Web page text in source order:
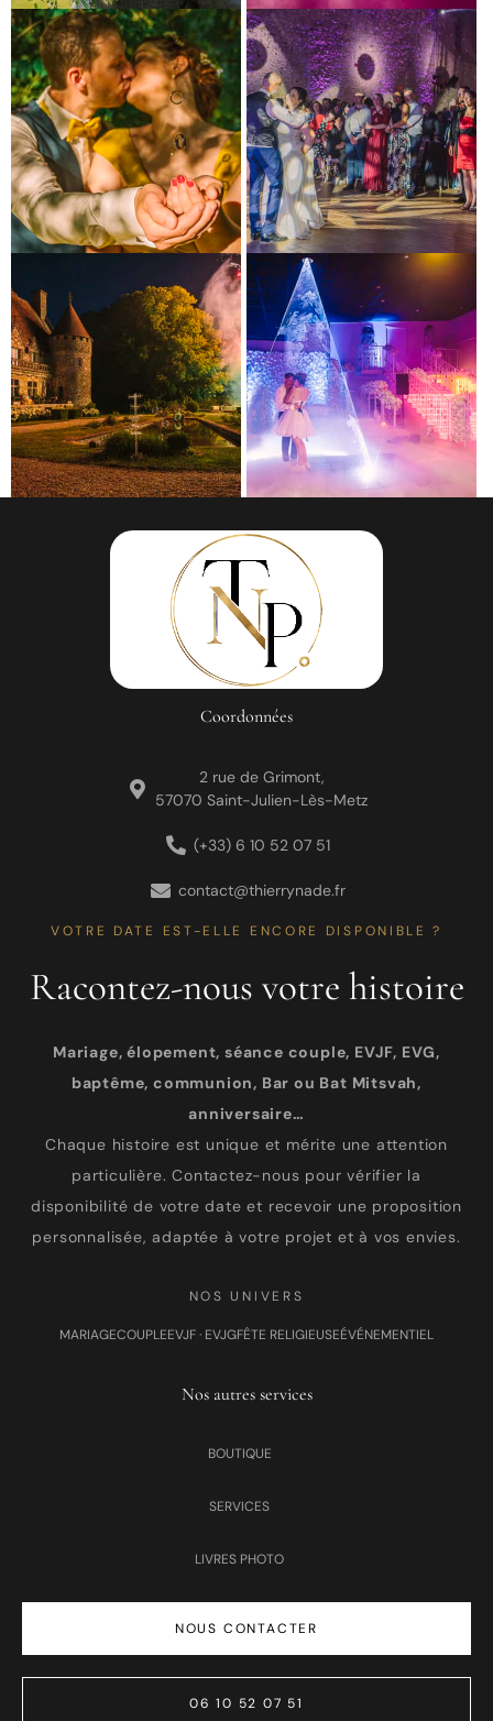
Coordonnées
2 rue de Grimont,
57070 Saint-Julien-Lès-Metz
(+33) 6 10 52 07 51
contact@thierrynade.fr
VOTRE DATE EST-ELLE ENCORE DISPONIBLE ?
Racontez-nous votre histoire
Mariage, élopement, séance couple, EVJF, EVG,
baptême, communion, Bar ou Bat Mitsvah,
anniversaire…
Chaque histoire est unique et mérite une attention
particulière. Contactez-nous pour vérifier la
disponibilité de votre date et recevoir une proposition
personnalisée, adaptée à votre projet et à vos envies.
NOS UNIVERS
MARIAGECOUPLEEVJF · EVJGFÊTE RELIGIEUSEÉVÉNEMENTIEL
Nos autres services
BOUTIQUE
SERVICES
LIVRES PHOTO
NOUS CONTACTER
06 10 52 07 51